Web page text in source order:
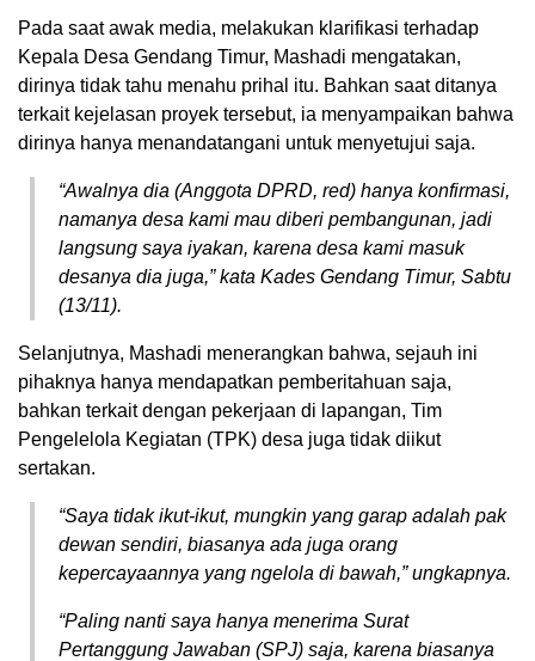
Pada saat awak media, melakukan klarifikasi terhadap
Kepala Desa Gendang Timur, Mashadi mengatakan,
dirinya tidak tahu menahu prihal itu. Bahkan saat ditanya
terkait kejelasan proyek tersebut, ia menyampaikan bahwa
dirinya hanya menandatangani untuk menyetujui saja.
“Awalnya dia (Anggota DPRD, red) hanya konfirmasi,
namanya desa kami mau diberi pembangunan, jadi
langsung saya iyakan, karena desa kami masuk
desanya dia juga,” kata Kades Gendang Timur, Sabtu
(13/11).
Selanjutnya, Mashadi menerangkan bahwa, sejauh ini
pihaknya hanya mendapatkan pemberitahuan saja,
bahkan terkait dengan pekerjaan di lapangan, Tim
Pengelelola Kegiatan (TPK) desa juga tidak diikut
sertakan.
“Saya tidak ikut-ikut, mungkin yang garap adalah pak
dewan sendiri, biasanya ada juga orang
kepercayaannya yang ngelola di bawah,” ungkapnya.
“Paling nanti saya hanya menerima Surat
Pertanggung Jawaban (SPJ) saja, karena biasanya